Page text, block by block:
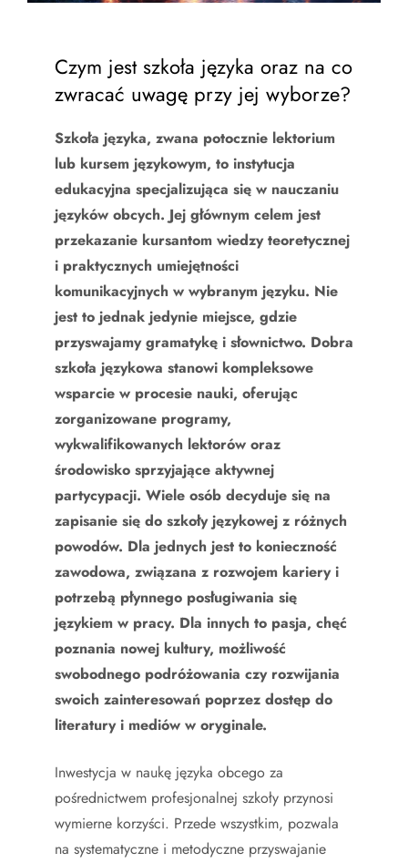
Czym jest szkoła języka oraz na co
zwracać uwagę przy jej wyborze?
Szkoła języka, zwana potocznie lektorium
lub kursem językowym, to instytucja
edukacyjna specjalizująca się w nauczaniu
języków obcych. Jej głównym celem jest
przekazanie kursantom wiedzy teoretycznej
i praktycznych umiejętności
komunikacyjnych w wybranym języku. Nie
jest to jednak jedynie miejsce, gdzie
przyswajamy gramatykę i słownictwo. Dobra
szkoła językowa stanowi kompleksowe
wsparcie w procesie nauki, oferując
zorganizowane programy,
wykwalifikowanych lektorów oraz
środowisko sprzyjające aktywnej
partycypacji. Wiele osób decyduje się na
zapisanie się do szkoły językowej z różnych
powodów. Dla jednych jest to konieczność
zawodowa, związana z rozwojem kariery i
potrzebą płynnego posługiwania się
językiem w pracy. Dla innych to pasja, chęć
poznania nowej kultury, możliwość
swobodnego podróżowania czy rozwijania
swoich zainteresowań poprzez dostęp do
literatury i mediów w oryginale.
Inwestycja w naukę języka obcego za
pośrednictwem profesjonalnej szkoły przynosi
wymierne korzyści. Przede wszystkim, pozwala
na systematyczne i metodyczne przyswajanie